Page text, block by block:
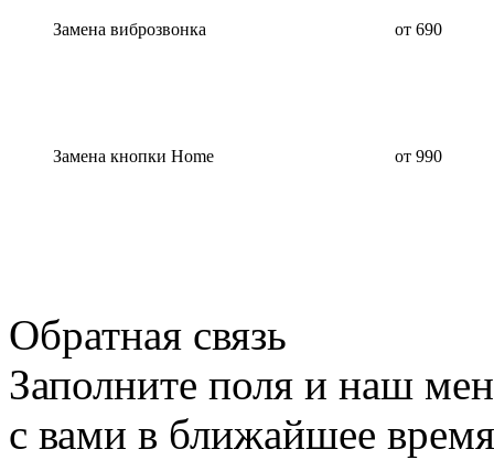
Замена виброзвонка от 690
Замена кнопки Home от 990
Обратная связь
Заполните поля и наш
с вами в ближайшее время